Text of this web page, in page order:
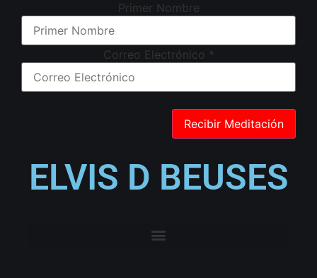
Primer Nombre
Correo Electrónico *
ELVIS D BEUSES